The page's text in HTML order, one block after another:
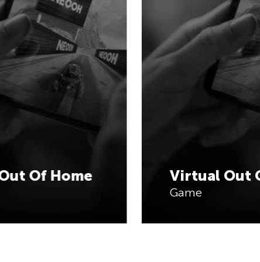
Of Home Virtual Out
Game